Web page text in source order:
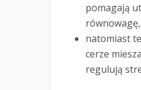
pomagają
równowagę,
natomiast
cerze
regulują